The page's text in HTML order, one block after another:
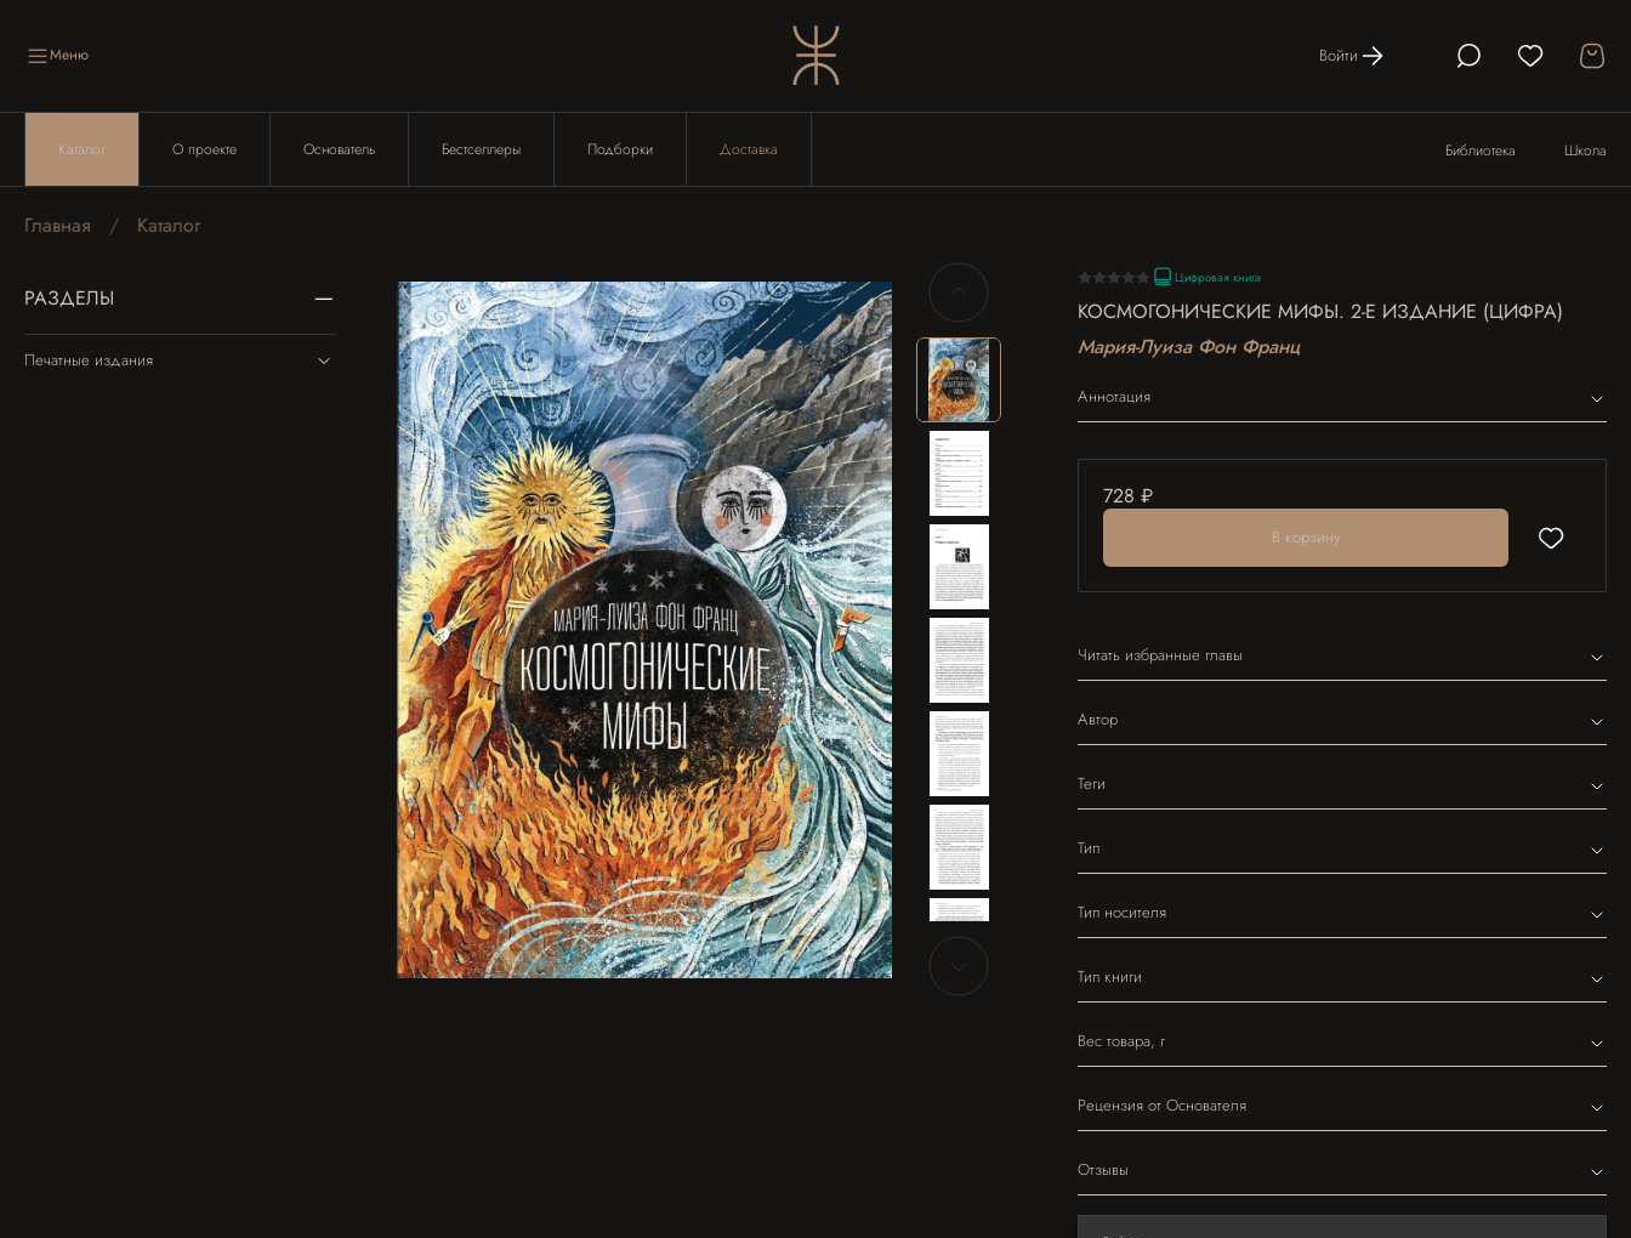
Меню Войти
Каталог О проекте Основатель Бестселлеры Подборки Доставка Библиотека Школа
Главная Каталог
РАЗДЕЛЫ
Печатные издания
Цифровая книга
КОСМОГОНИЧЕСКИЕ МИФЫ. 2-Е ИЗДАНИЕ (ЦИФРА)
Мария-Луиза Фон Франц
Аннотация
728 ₽
В корзину
Читать избранные главы
Автор
Теги
Тип
Тип носителя
Тип книги
Вес товара, г
Рецензия от Основателя
Отзывы